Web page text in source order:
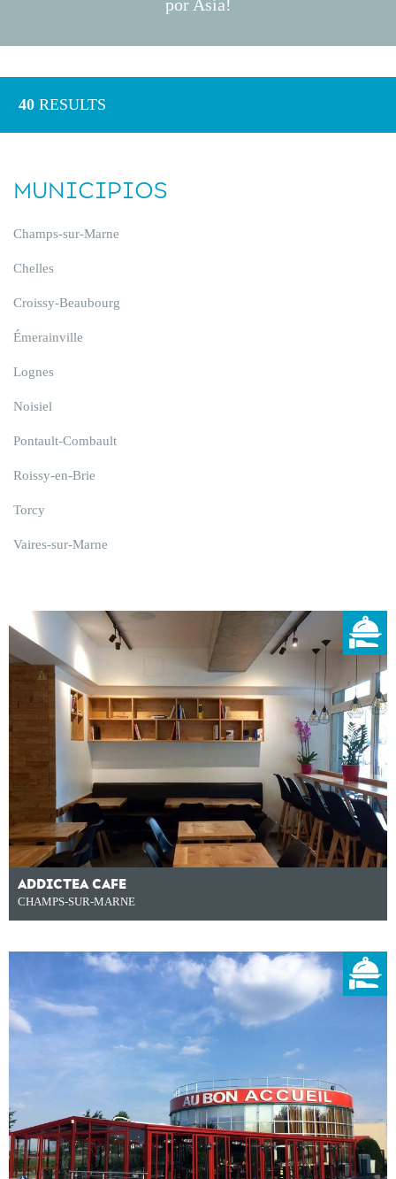
por Asia!
40 RESULTS
MUNICIPIOS
Champs-sur-Marne
Chelles
Croissy-Beaubourg
Émerainville
Lognes
Noisiel
Pontault-Combault
Roissy-en-Brie
Torcy
Vaires-sur-Marne
ADDICTEA CAFE
CHAMPS-SUR-MARNE